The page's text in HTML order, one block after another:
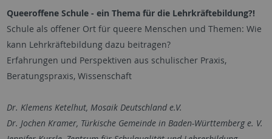
Queeroffene Schule - ein Thema für die Lehrkräftebildung?!
Schule als offener Ort für queere Menschen und Themen: Wie
kann Lehrkräftebildung dazu beitragen?
Erfahrungen und Perspektiven aus schulischer Praxis,
Beratungspraxis, Wissenschaft
Dr. Klemens Ketelhut, Mosaik Deutschland e.V.
Dr. Jochen Kramer, Türkische Gemeinde in Baden-Württemberg e. V.